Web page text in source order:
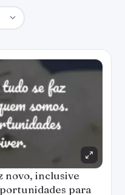
novo, inclusive
para